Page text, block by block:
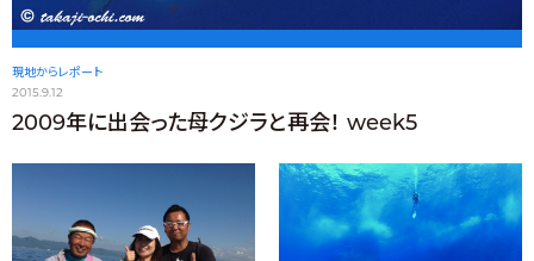
現地からレポート
2015.9.12
2009年に出会った母クジラと再会！ week5